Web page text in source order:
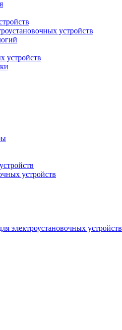
устройств
устройств
устройств
электроустановочных устройств